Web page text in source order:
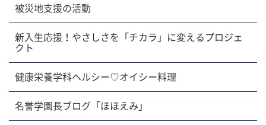
被災地支援の活動
新入生応援！やさしさを「チカラ」に変えるプロジェ
クト
健康栄養学科ヘルシー♡オイシー料理
名誉学園長ブログ「ほほえみ」